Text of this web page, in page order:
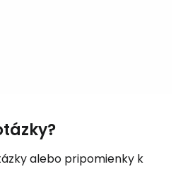
alebo pripomienky k